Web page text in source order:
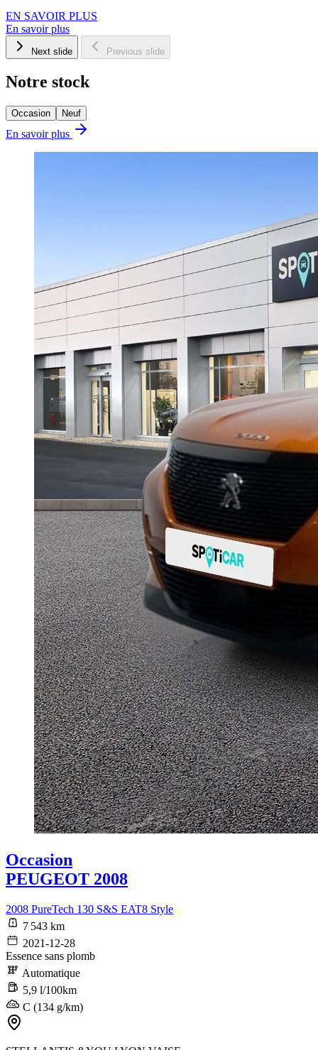
EN SAVOIR PLUS
En savoir plus
Next slide Previous slide
Notre stock
Occasion Neuf
En savoir plus
Occasion
PEUGEOT 2008
2008 PureTech 130 S&S EAT8 Style
7 543 km
2021-12-28
Essence sans plomb
Automatique
5,9 l/100km
C (134 g/km)